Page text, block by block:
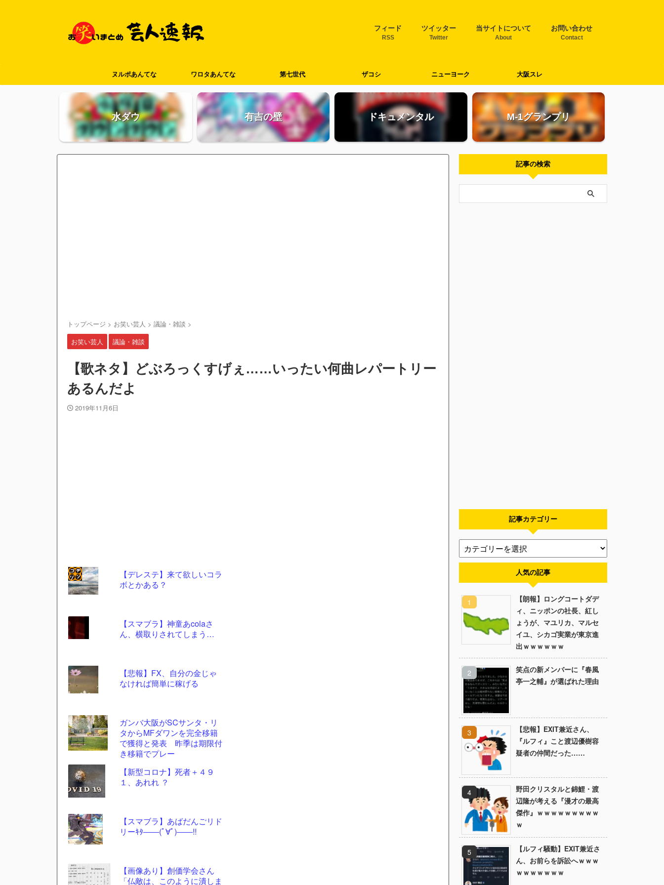
フィード
RSS
ツイッター
Twitter
当サイトについて
About
お問い合わせ
Contact
ヌルポあんてな ワロタあんてな 第七世代 ザコシ ニューヨーク 大阪スレ
水ダウ 有吉の壁 ドキュメンタル M-1グランプリ
トップページ > お笑い芸人 > 議論・雑談 >
お笑い芸人
議論・雑談
【歌ネタ】どぶろっくすげぇ……いったい何曲レパートリー
あるんだよ
2019年11月6日
【デレステ】来て欲しいコラ
ボとかある？
【スマブラ】神童あcolaさ
ん、横取りされてしまう…
【悲報】FX、自分の金じゃ
なければ簡単に稼げる
ガンバ大阪がSCサンタ・リ
タからMFダワンを完全移籍
で獲得と発表 昨季は期限付
き移籍でプレー
【新型コロナ】死者＋４９
１、あれれ ？
【スマブラ】あばだんごリド
リーｷﾀ――(ﾟ∀ﾟ)――!!
【画像あり】創価学会さん
「仏敵は、このように潰しま
コテ
- 固
定リ
更新
ツー
記事の検索
記事カテゴリー
人気の記事
【朗報】ロングコートダデ
ィ、ニッポンの社長、紅し
ょうが、マユリカ、マルセ
イユ、シカゴ実業が東京進
出ｗｗｗｗｗｗ
笑点の新メンバーに『春風
亭一之輔』が選ばれた理由
【悲報】EXIT兼近さん、
『ルフィ』こと渡辺優樹容
疑者の仲間だった……
野田クリスタルと錦鯉・渡
辺隆が考える『漫才の最高
傑作』ｗｗｗｗｗｗｗｗｗ
ｗ
【ルフィ騒動】EXIT兼近さ
ん、お前らを訴訟へｗｗｗ
ｗｗｗｗｗｗｗ